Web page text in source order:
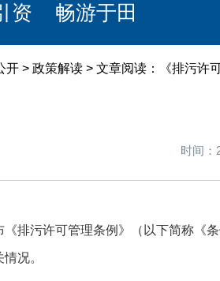
资 畅游于田
开 > 政策解读 > 文章阅读：《排污许
时间：
污许可管理条例》（以下简称《条
况。